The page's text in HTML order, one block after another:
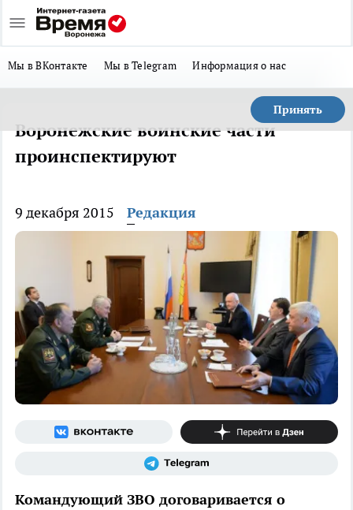
Мы в ВКонтакте Мы в Telegram Информация о нас
Принять
Воронежские воинские части
проинспектируют
9 декабря 2015 Редакция
Командующий ЗВО договаривается о